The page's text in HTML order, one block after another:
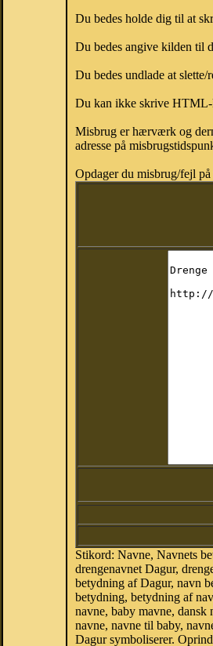
Du bedes holde dig til at
Du bedes angive kilden til
Du bedes undlade at
Du kan ikke skrive
Misbrug er hærværk og
adresse på
Opdager du misbrug/fejl
Stikord: Navne, Navnets
drengenavnet Dagur,
betydning af Dagur, navn
betydning, betydning af
navne, baby mavne,
navne, navne til baby,
Dagur symboliserer.